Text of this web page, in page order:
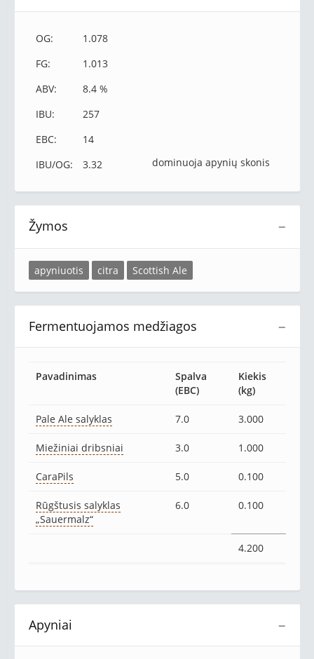
OG:
1.078
FG:
1.013
ABV:
8.4 %
IBU:
257
EBC:
14
IBU/OG:
3.32 dominuoja apynių skonis
−
Žymos
apyniuotis citra Scottish Ale
−
Fermentuojamos medžiagos
Pavadinimas
Spalva
(EBC)
Kiekis
(kg)
Pale Ale salyklas 7.0 3.000
Miežiniai dribsniai 3.0 1.000
CaraPils 5.0 0.100
Rūgštusis salyklas
„Sauermalz“
6.0 0.100
4.200
−
Apyniai